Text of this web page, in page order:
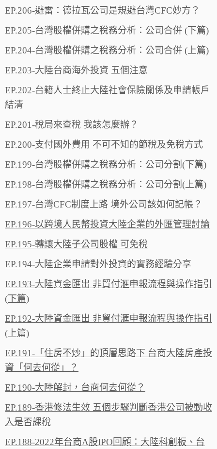
EP.206-避雷：德拉瓦公司是規避台灣CFC妙方？
EP.205-台灣股權併購之稅務分析：公司合併 (下篇)
EP.204-台灣股權併購之稅務分析：公司合併 (上篇)
EP.203-大陸台商海外投資 五個注意
EP.202-台籍人士終止大陸社會保險關係及申請帳戶
結清
EP.201-稅局來查稅 我該怎麼辦？
EP.200-支付國外費用 不可不知的節稅及免稅方式
EP.199-台灣股權併購之稅務分析：公司分割(下篇)
EP.198-台灣股權併購之稅務分析：公司分割(上篇)
EP.197-台灣CFC制度上路 境外公司該如何記帳？
EP.196-以跨境人民幣投資大陸企業的外匯管理討論
EP.195-轉讓大陸子公司股權 可免稅
EP.194-大陸企業申請對外投資的實務經驗分享
EP.193-大陸資金匯出 非貿付滙申報流程與操作指引
(下篇)
EP.192-大陸資金匯出 非貿付滙申報流程與操作指引
(上篇)
EP.191-「住房不炒」的頂層思路下 台商大陸房產投
資「何去何從」？
EP.190-大陸解封，台商何去何從？
EP.189-香港修法生效 五個步驟判斷香港公司被動收
入是否課稅
EP.188-2022年台商A股IPO回顧：大陸科創板、台